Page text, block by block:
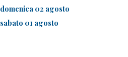
domenica 02 agosto
sabato 01 agosto